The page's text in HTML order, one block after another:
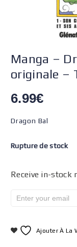
Manga –
originale –
6.99€
Dragon Bal
Rupture de stock
Receive in-
Ajouter À La